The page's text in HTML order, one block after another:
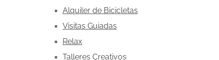
Alquiler de Bicicletas
Visitas Guiadas
Relax
Talleres Creativos